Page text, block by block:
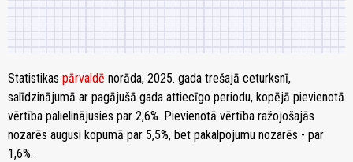
Statistikas pārvaldē norāda, 2025. gada trešajā ceturksnī,
salīdzinājumā ar pagājušā gada attiecīgo periodu, kopējā pievienotā
vērtība palielinājusies par 2,6%. Pievienotā vērtība ražojošajās
nozarēs augusi kopumā par 5,5%, bet pakalpojumu nozarēs - par
1,6%.